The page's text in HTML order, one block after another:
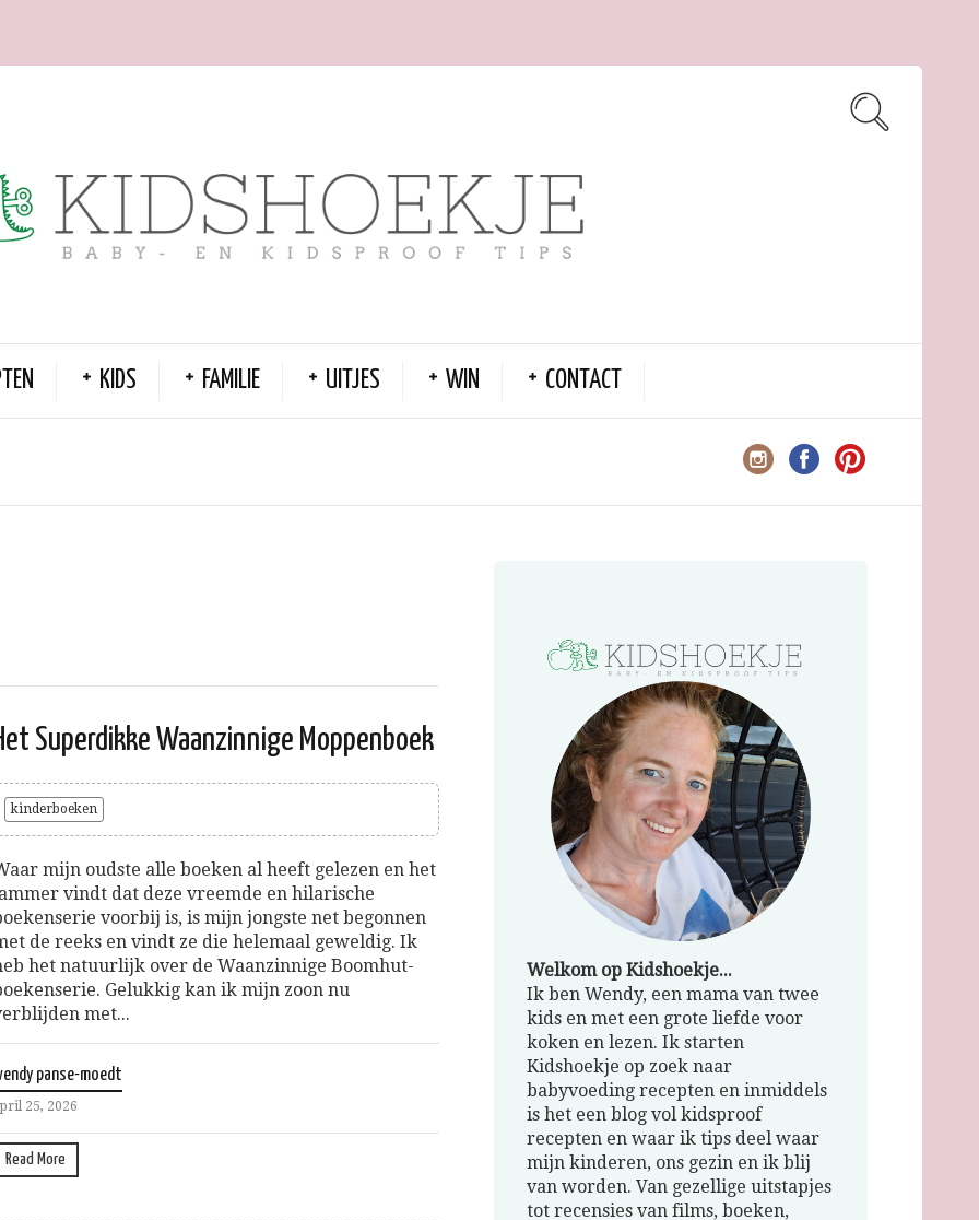
KIDS FAMILIE UITJES WIN CONTACT
Superdikke Waanzinnige Moppenboek
kinderboeken
mijn oudste alle boeken al heeft gelezen en het
vindt dat deze vreemde en hilarische
voorbij is, is mijn jongste net begonnen
de reeks en vindt ze die helemaal geweldig. Ik
het natuurlijk over de Waanzinnige Boomhut-
Gelukkig kan ik mijn zoon nu
met...
panse-moedt
25, 2026
Read More
Welkom op Kidshoekje...
Ik ben Wendy, een mama van twee
kids en met een grote liefde voor
koken en lezen. Ik starten
Kidshoekje op zoek naar
babyvoeding recepten en inmiddels
is het een blog vol kidsproof
recepten en waar ik tips deel waar
mijn kinderen, ons gezin en ik blij
van worden. Van gezellige uitstapjes
tot recensies van films, boeken,